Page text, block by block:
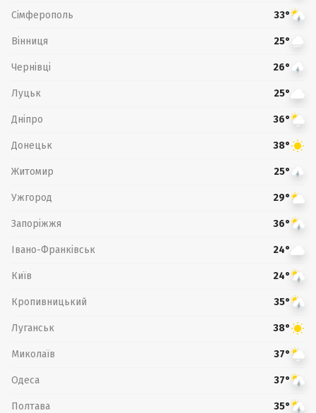
Сімферополь 33°
Вінниця 25°
Чернівці 26°
Луцьк 25°
Дніпро 36°
Донецьк 38°
Житомир 25°
Ужгород 29°
Запоріжжя 36°
Івано-Франківськ 24°
Київ 24°
Кропивницький 35°
Луганськ 38°
Миколаїв 37°
Одеса 37°
Полтава 35°